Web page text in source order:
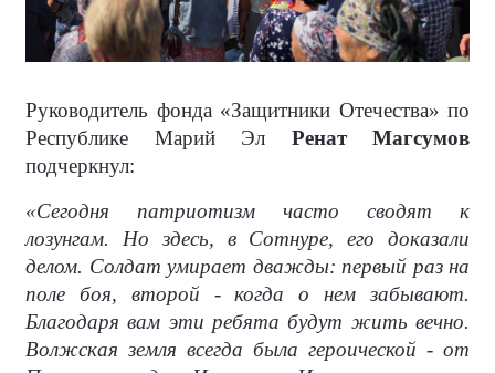
Руководитель фонда «Защитники Отечества» по
Республике Марий Эл Ренат Магсумов
подчеркнул:
«Сегодня патриотизм часто сводят к
лозунгам. Но здесь, в Сотнуре, его доказали
делом. Солдат умирает дважды: первый раз на
поле боя, второй - когда о нем забывают.
Благодаря вам эти ребята будут жить вечно.
Волжская земля всегда была героической - от